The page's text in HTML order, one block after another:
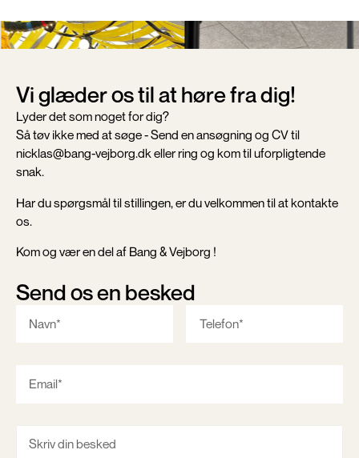
Vi glæder os til at høre fra dig!
Lyder det som noget for dig?
Så tøv ikke med at søge - Send en ansøgning og CV til
nicklas@bang-vejborg.dk eller ring og kom til uforpligtende
snak.
Har du spørgsmål til stillingen, er du velkommen til at kontakte
os.
Kom og vær en del af Bang & Vejborg !
Send os en besked